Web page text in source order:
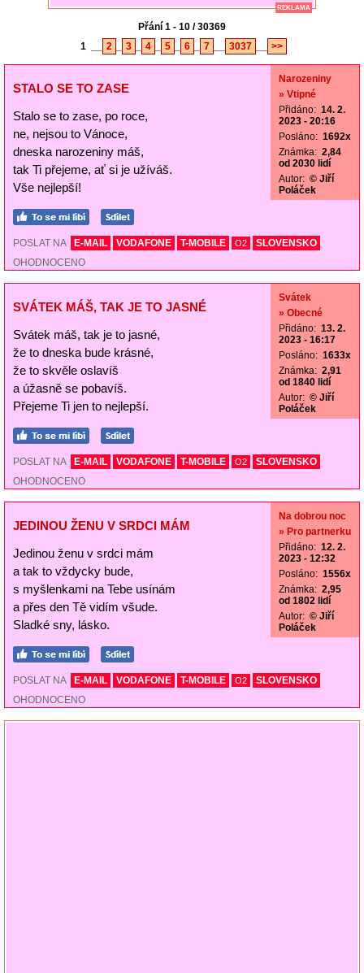
REKLAMA
Přání 1 - 10 / 30369
1
2 3 4 5 6 7 3037 >>
STALO SE TO ZASE
Stalo se to zase, po roce,
ne, nejsou to Vánoce,
dneska narozeniny máš,
tak Ti přejeme, ať si je užíváš.
Vše nejlepší!
Narozeniny
» Vtipné
Přidáno: 14. 2.
2023 - 20:16
Posláno: 1692x
Známka: 2,84
od 2030 lidí
Autor: © Jiří
Poláček
POSLAT NA E-MAIL VODAFONE T-MOBILE O2
SLOVENSKO
OHODNOCENO
SVÁTEK MÁŠ, TAK JE TO JASNÉ
Svátek máš, tak je to jasné,
že to dneska bude krásné,
že to skvěle oslavíš
a úžasně se pobavíš.
Přejeme Ti jen to nejlepší.
Svátek
» Obecné
Přidáno: 13. 2.
2023 - 16:17
Posláno: 1633x
Známka: 2,91
od 1840 lidí
Autor: © Jiří
Poláček
POSLAT NA E-MAIL VODAFONE T-MOBILE O2
SLOVENSKO
OHODNOCENO
JEDINOU ŽENU V SRDCI MÁM
Jedinou ženu v srdci mám
a tak to vždycky bude,
s myšlenkami na Tebe usínám
a přes den Tě vidím všude.
Sladké sny, lásko.
Na dobrou noc
» Pro partnerku
Přidáno: 12. 2.
2023 - 12:32
Posláno: 1556x
Známka: 2,95
od 1802 lidí
Autor: © Jiří
Poláček
POSLAT NA E-MAIL VODAFONE T-MOBILE O2
SLOVENSKO
OHODNOCENO